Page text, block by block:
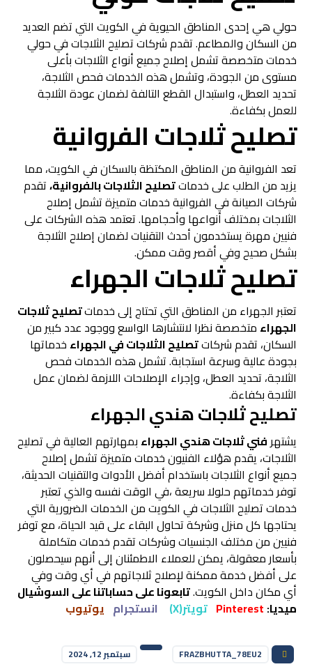
حولي هي إحدى المناطق الحيوية في الكويت التي تضم العديد
من السكان والمطاعم. تقدم شركات تصليح الثلاجات في حولي
خدمات متخصصة تشمل إصلاح جميع أنواع الثلاجات بأعلى
مستوى من الجودة، وتشمل هذه الخدمات فحص الثلاجة،
تحديد العطل، واستبدال القطع التالفة لضمان عودة الثلاجة
للعمل بكفاءة.
تصليح ثلاجات الفروانية
تعد الفروانية من المناطق المكتظة بالسكان في الكويت، مما
يزيد من الطلب على خدماتتصليح الثلاجات بالفروانية،تقدم
شركات الصيانة في الفروانية خدمات متميزة تشمل إصلاح
الثلاجات بمختلف أنواعها وأحجامها. تعتمد هذه الشركات على
فنيين مهرة يستخدمون أحدث التقنيات لضمان إصلاح الثلاجة
بشكل صحيح وفي أقصر وقت ممكن.
تصليح ثلاجات الجهراء
تعتبر الجهراء من المناطق التي تحتاج إلى خدماتتصليح ثلاجات
الجهراء متخصصة نظرا لانتشارها الواسع ووجود عدد كبير من
السكان، تقدم شركاتتصليح الثلاجات في الجهراء خدماتها
بجودة عالية وسرعة استجابة. تشمل هذه الخدمات فحص
الثلاجة، تحديد العطل، وإجراء الإصلاحات اللازمة لضمان عمل
الثلاجة بكفاءة.
تصليح ثلاجات هندي الجهراء
يشتهرفني ثلاجات هندي الجهراء بمهارتهم العالية في تصليح
الثلاجات، يقدم هؤلاء الفنيون خدمات متميزة تشمل إصلاح
جميع أنواع الثلاجات باستخدام أفضل الأدوات والتقنيات الحديثة،
توفر خدماتهم حلولا سريعة ،في الوقت نفسه والذي تعتبر
خدمات تصليح الثلاجات في الكويت من الخدمات الضرورية التي
يحتاجها كل منزل وشركة تحاول البقاء على قيد الحياة، مع توفر
فنيين من مختلف الجنسيات وشركات تقدم خدمات متكاملة
بأسعار معقولة، يمكن للعملاء الاطمئنان إلى أنهم سيحصلون
على أفضل خدمة ممكنة لإصلاح ثلاجاتهم في أي وقت وفي
أي مكان داخل الكويت.تابعونا على حساباتنا على السوشيال
ميديا: Pinterest تويتر(X) انستجرام يوتيوب
FRAZBHUTTA_78EU2 سبتمبر 12, 2024